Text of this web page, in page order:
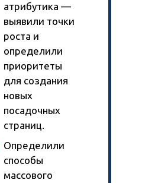
атрибутика —
выявили точки
роста и
определили
приоритеты
для создания
новых
посадочных
страниц.
Определили
способы
массового